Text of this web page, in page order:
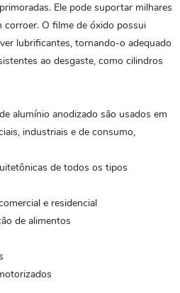
Ele pode suportar milhares
corroer. O filme de óxido possui
lubrificantes, tornando-o adequado
ao desgaste, como cilindros
alumínio anodizado são usados ​​em
industriais e de consumo,
de todos os tipos
e residencial
de alimentos